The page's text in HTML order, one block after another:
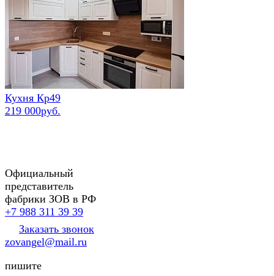
Кухня Кр49
219 000руб.
Официальный
представитель
фабрики ЗОВ в РФ
+7 988 311 39 39
Заказать звонок
zovangel@mail.ru
пишите